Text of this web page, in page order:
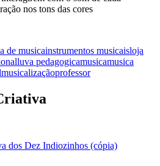
nos tons das cores
de musicainstrumentos musicaisloja
luva pedagogicamusicamusica
musicalizaçãoprofessor
dos Dez Indiozinhos (cópia)